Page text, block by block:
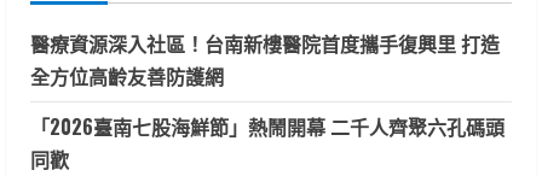
醫療資源深入社區！台南新樓醫院首度攜手復興里 打造
全方位高齡友善防護網
「2026臺南七股海鮮節」熱鬧開幕 二千人齊聚六孔碼頭
同歡